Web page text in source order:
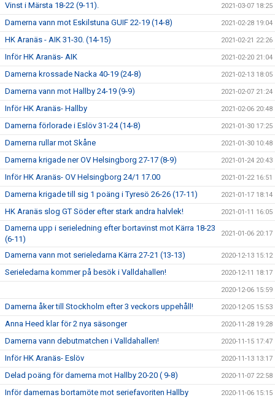
Vinst i Märsta 18-22 (9-11). 2021-03-07 18:25
Damerna vann mot Eskilstuna GUIF 22-19 (14-8) 2021-02-28 19:04
HK Aranäs - AIK 31-30. (14-15) 2021-02-21 22:26
Inför HK Aranäs- AIK 2021-02-20 21:04
Damerna krossade Nacka 40-19 (24-8) 2021-02-13 18:05
Damerna vann mot Hallby 24-19 (9-9) 2021-02-07 21:24
Inför HK Aranäs- Hallby 2021-02-06 20:48
Damerna förlorade i Eslöv 31-24 (14-8) 2021-01-30 17:25
Damerna rullar mot Skåne 2021-01-30 10:48
Damerna krigade ner OV Helsingborg 27-17 (8-9) 2021-01-24 20:43
Inför HK Aranäs- OV Helsingborg 24/1 17.00 2021-01-22 16:51
Damerna krigade till sig 1 poäng i Tyresö 26-26 (17-11) 2021-01-17 18:14
HK Aranäs slog GT Söder efter stark andra halvlek! 2021-01-11 16:05
Damerna upp i serieledning efter bortavinst mot Kärra 18-23
(6-11)
2021-01-06 20:17
Damerna vann mot serieledarna Kärra 27-21 (13-13) 2020-12-13 15:12
Serieledarna kommer på besök i Valldahallen! 2020-12-11 18:17
2020-12-06 15:59
Damerna åker till Stockholm efter 3 veckors uppehåll! 2020-12-05 15:53
Anna Heed klar för 2 nya säsonger 2020-11-28 19:28
Damerna vann debutmatchen i Valldahallen! 2020-11-15 17:47
Inför HK Aranäs- Eslöv 2020-11-13 13:17
Delad poäng för damerna mot Hallby 20-20 ( 9-8) 2020-11-07 22:58
Inför damernas bortamöte mot seriefavoriten Hallby 2020-11-06 15:15